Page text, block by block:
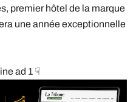
premier hôtel de la marque
une année exceptionnelle
ad 1 ☟